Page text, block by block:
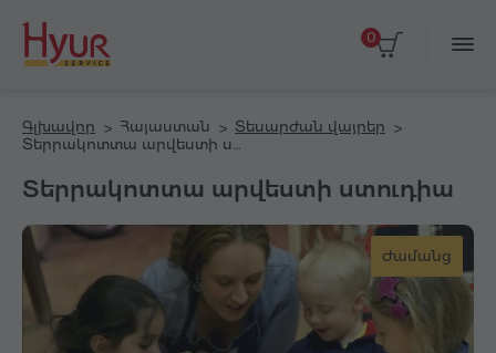
0
Գլխավոր Հայաստան
Տեսարժան վայրեր
Տերրակոտտա արվեստի ստուդիա
Ժամանց